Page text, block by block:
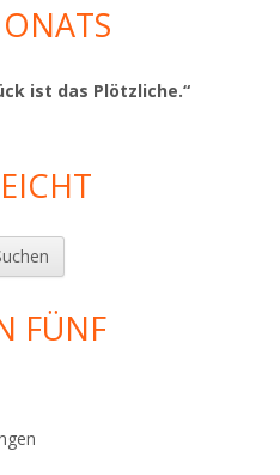
ist das Plötzliche.“
FÜNF